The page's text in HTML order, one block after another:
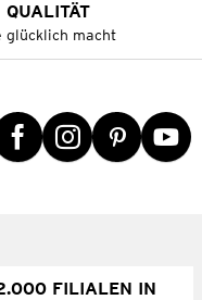
QUALITÄT
glücklich macht
FILIALEN IN